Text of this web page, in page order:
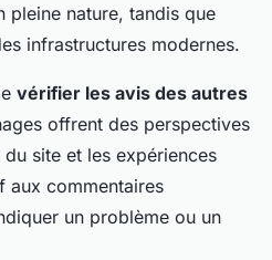
pleine nature, tandis que
infrastructures modernes.
vérifier les avis des autres
offrent des perspectives
site et les expériences
aux commentaires
un problème ou un